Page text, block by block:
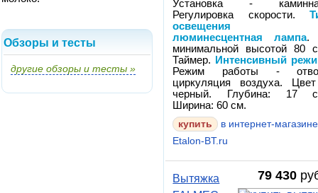
Обзоры и тесты
другие обзоры и тесты »
Установка -
Регулировка скорости.
освещения
люминесцентная лампа.
минимальной высотой 80
Таймер. Интенсивный
Режим работы -
циркуляция воздуха.
черный. Глубина: 17
Ширина: 60 см.
в интернет-магазине
Etalon-BT.ru
79 430
Вытяжка